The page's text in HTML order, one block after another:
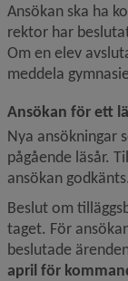
Ansökan ska ha
rektor har
Om en elev
meddela
Ansökan för ett
Nya ansökningar
pågående läsår.
ansökan godkänts.
Beslut om
taget. För
beslutade
april för